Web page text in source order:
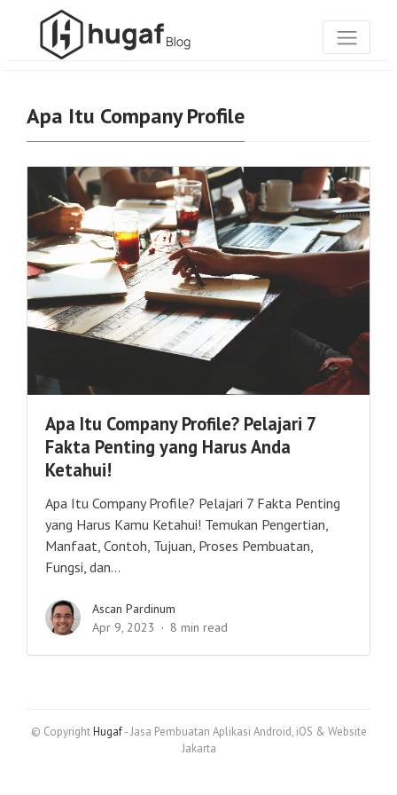
Apa Itu Company Profile
Apa Itu Company Profile? Pelajari 7
Fakta Penting yang Harus Anda
Ketahui!
Apa Itu Company Profile? Pelajari 7 Fakta Penting
yang Harus Kamu Ketahui! Temukan Pengertian,
Manfaat, Contoh, Tujuan, Proses Pembuatan,
Fungsi, dan...
Ascan Pardinum
Apr 9, 2023
8 min read
© CopyrightHugaf- Jasa Pembuatan Aplikasi Android, iOS & Website
Jakarta